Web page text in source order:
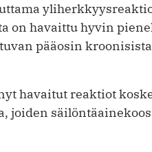
on havaittu hyvin
pääosin
havaitut reaktiot
joiden